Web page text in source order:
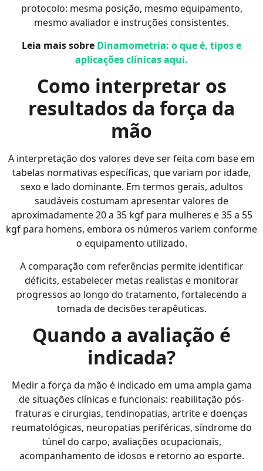
protocolo: mesma posição, mesmo equipamento,
mesmo avaliador e instruções consistentes.
Leia mais sobre Dinamometria: o que é, tipos e
aplicações clínicas aqui.
Como interpretar os
resultados da força da
mão
A interpretação dos valores deve ser feita com base em
tabelas normativas específicas, que variam por idade,
sexo e lado dominante. Em termos gerais, adultos
saudáveis costumam apresentar valores de
aproximadamente 20 a 35 kgf para mulheres e 35 a 55
kgf para homens, embora os números variem conforme
o equipamento utilizado.
A comparação com referências permite identificar
déficits, estabelecer metas realistas e monitorar
progressos ao longo do tratamento, fortalecendo a
tomada de decisões terapêuticas.
Quando a avaliação é
indicada?
Medir a força da mão é indicado em uma ampla gama
de situações clínicas e funcionais: reabilitação pós-
fraturas e cirurgias, tendinopatias, artrite e doenças
reumatológicas, neuropatias periféricas, síndrome do
túnel do carpo, avaliações ocupacionais,
acompanhamento de idosos e retorno ao esporte.